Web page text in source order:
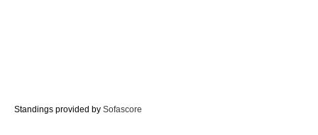
Standings provided by Sofascore